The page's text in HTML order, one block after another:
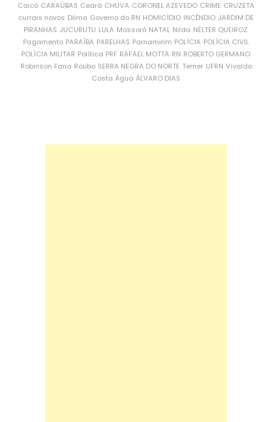
Caicó CARAÚBAS Ceará CHUVA CORONEL AZEVEDO CRIME CRUZETA
currais novos Dilma Governo do RN HOMICÍDIO INCÊNDIO JARDIM DE
PIRANHAS JUCURUTU LULA Mossoró NATAL Nilda NÉLTER QUEIROZ
Pagamento PARAÍBA PARELHAS Parnamirim POLÍCIA POLÍCIA CIVIL
POLÍCIA MILITAR Política PRF RAFAEL MOTTA RN ROBERTO GERMANO
Robinson Faria Roubo SERRA NEGRA DO NORTE Temer UFRN Vivaldo
Costa Água ÁLVARO DIAS